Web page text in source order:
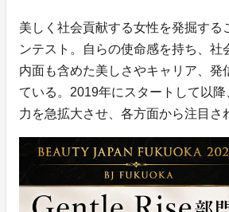
美しく社会貢献する女性を発掘する
ンテスト。自らの使命感を持ち、社
内面も含めた美しさやキャリア、発
ている。2019年にスタートして以
力を急拡大させ、各方面から注目さ